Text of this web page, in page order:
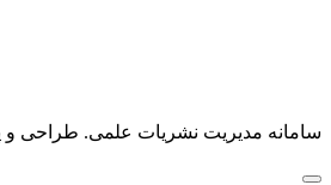
سامانه مدیریت نشریات علمی. طراحی و